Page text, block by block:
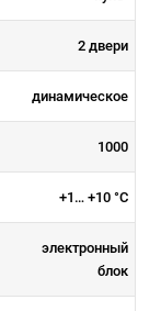
2 двери
динамическое
1000
+1… +10 °С
электронный
блок